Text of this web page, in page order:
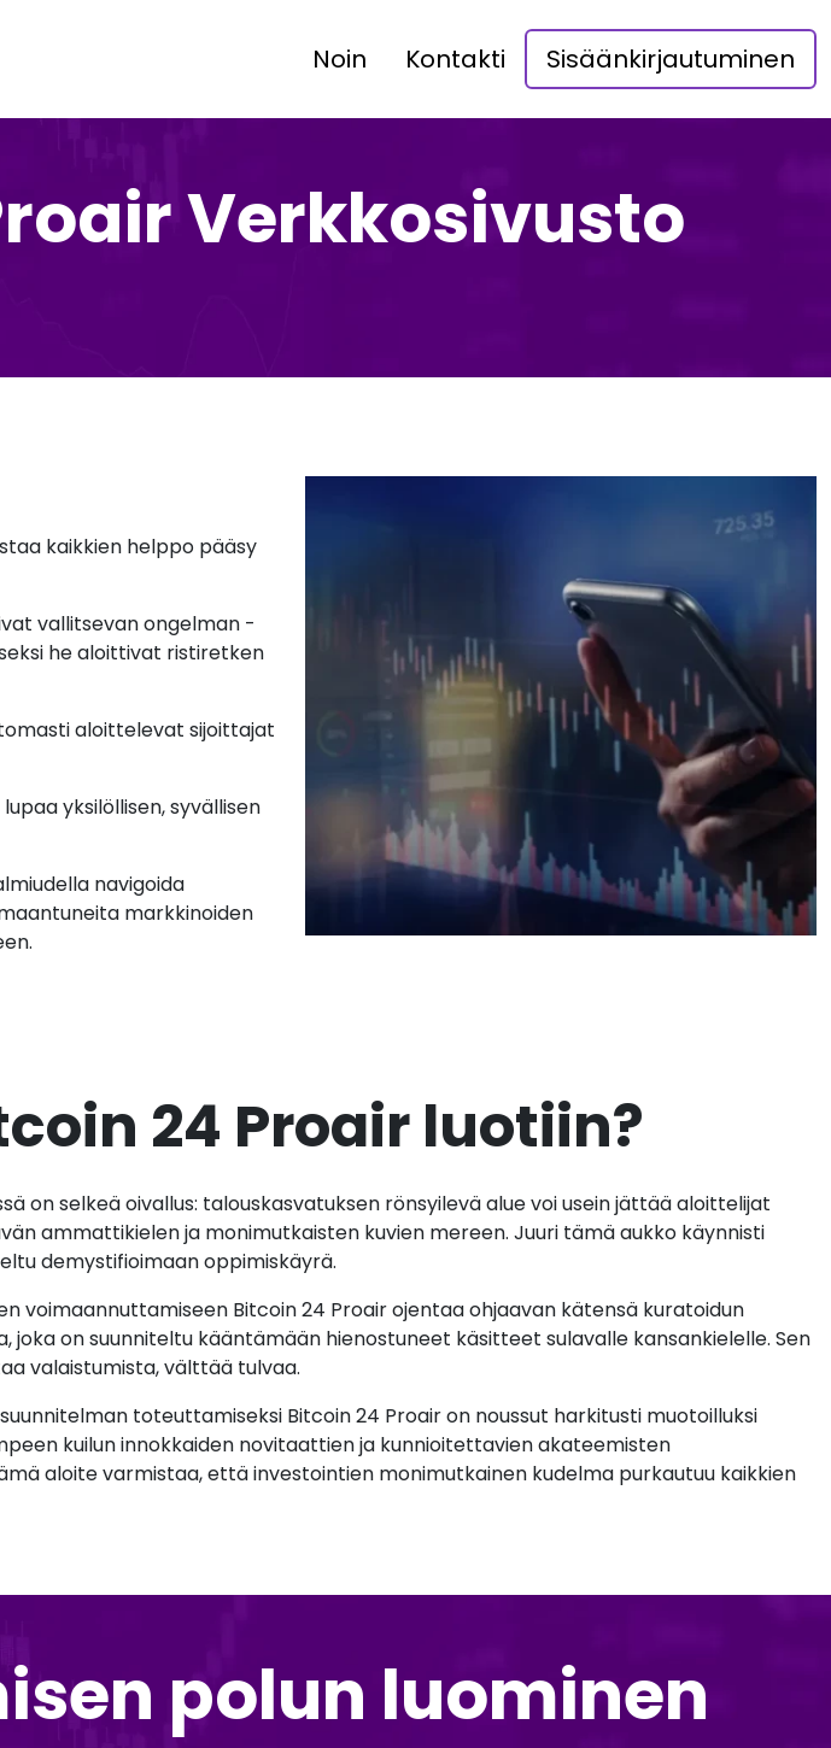
Noin Kontakti Sisäänkirjautuminen
Verkkosivusto
kaikkien helppo pääsy
vallitsevan ongelman -
he aloittivat ristiretken
aloittelevat sijoittajat
yksilöllisen, syvällisen
navigoida
markkinoiden
24 Proair luotiin?
on selkeä oivallus: talouskasvatuksen rönsyilevä alue voi usein jättää aloittelijat
ammattikielen ja monimutkaisten kuvien mereen. Juuri tämä aukko käynnisti
demystifioimaan oppimiskäyrä.
voimaannuttamiseen Bitcoin 24 Proair ojentaa ohjaavan kätensä kuratoidun
joka on suunniteltu kääntämään hienostuneet käsitteet sulavalle kansankielelle. Sen
valaistumista, välttää tulvaa.
toteuttamiseksi Bitcoin 24 Proair on noussut harkitusti muotoilluksi
kuilun innokkaiden novitaattien ja kunnioitettavien akateemisten
aloite varmistaa, että investointien monimutkainen kudelma purkautuu kaikkien
polun luominen